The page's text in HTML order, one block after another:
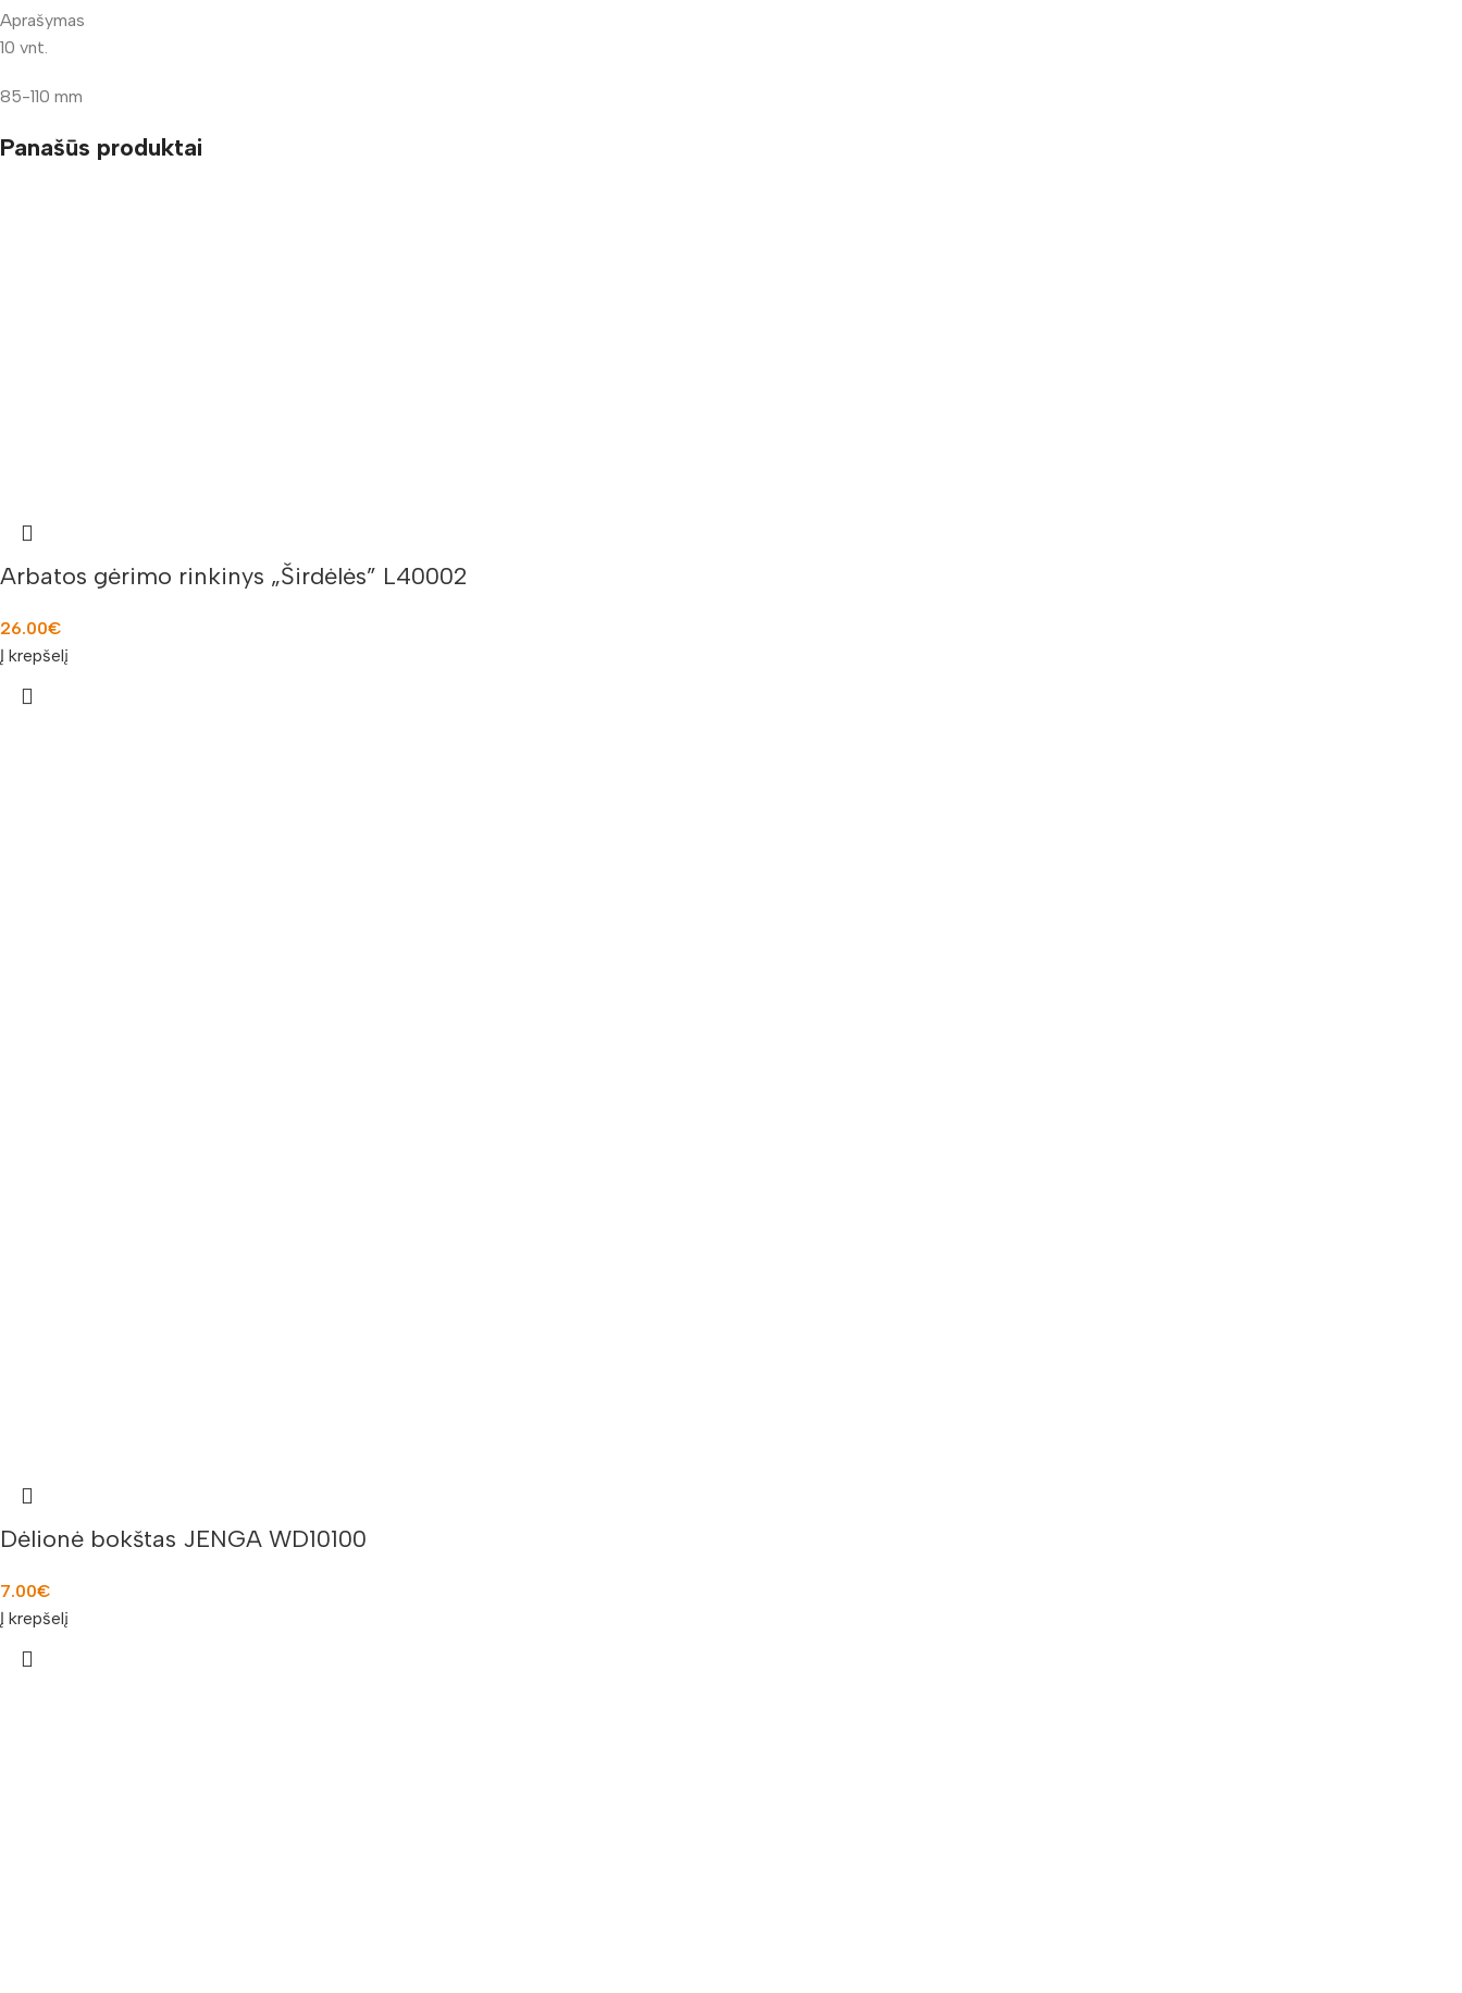
Aprašymas
10 vnt.
85-110 mm
Panašūs produktai
Arbatos gėrimo rinkinys „Širdėlės” L40002
26.00€
Į krepšelį
Dėlionė bokštas JENGA WD10100
7.00€
Į krepšelį